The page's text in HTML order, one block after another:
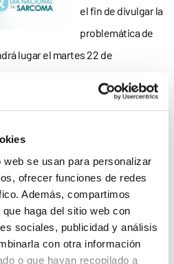
se usan para personalizar
ofrecer funciones de redes
Además, compartimos
haga del sitio web con
sociales, publicidad y análisis
con otra información
o que hayan recopilado a
el fin de divulgar la
problemática de
lugar el martes 22 de
Consulta aquí el folleto con la